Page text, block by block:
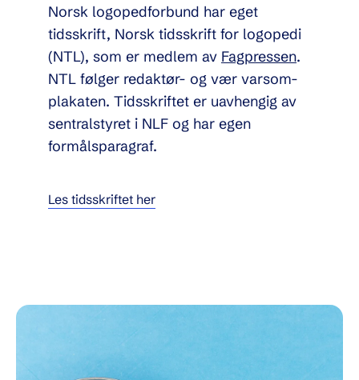
Norsk logopedforbund har eget
tidsskrift, Norsk tidsskrift for logopedi
(NTL), som er medlem av Fagpressen.
NTL følger redaktør- og vær varsom-
plakaten. Tidsskriftet er uavhengig av
sentralstyret i NLF og har egen
formålsparagraf.
Les tidsskriftet her